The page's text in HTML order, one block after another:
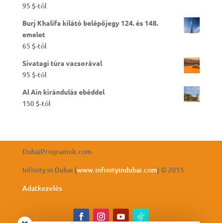
95 $-tól
Burj Khalifa kilátó belépőjegy 124. és 148.
emelet
65 $-tól
Sivatagi túra vacsorával
95 $-tól
Al Ain kirándulás ebéddel
150 $-tól
DubaiProgramok.com
Infinity in Dubai (www.infinityindubai.com) © 2015.
Adatkezelés